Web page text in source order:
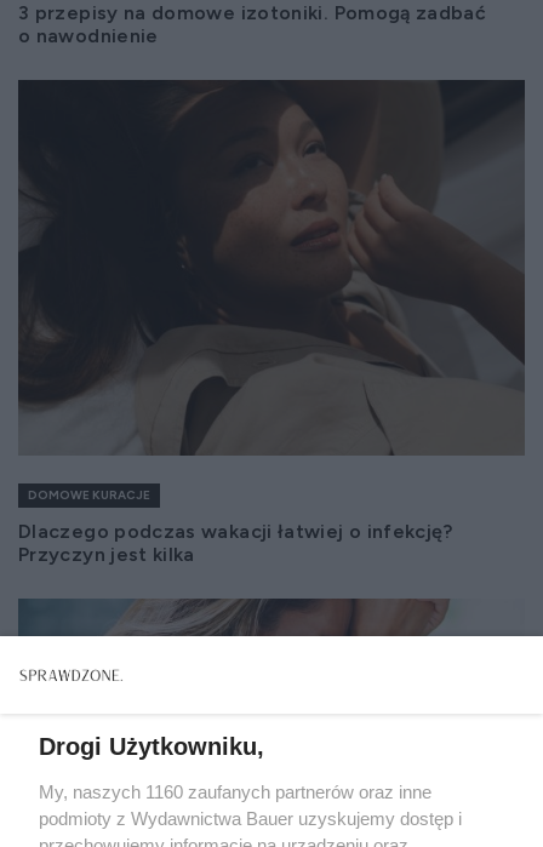
3 przepisy na domowe izotoniki. Pomogą zadbać
o nawodnienie
DOMOWE KURACJE
Dlaczego podczas wakacji łatwiej o infekcję?
Przyczyn jest kilka
Drogi Użytkowniku,
My, naszych 1160 zaufanych partnerów oraz inne
podmioty z Wydawnictwa Bauer uzyskujemy dostęp i